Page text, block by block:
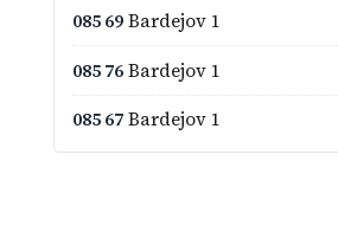
085 69Bardejov 1
085 76Bardejov 1
085 67Bardejov 1